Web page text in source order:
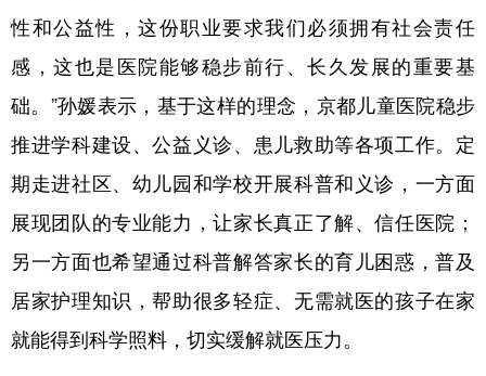
性和公益性，这份职业要求我们必须拥有社会责任
感，这也是医院能够稳步前行、长久发展的重要基
础。”孙媛表示，基于这样的理念，京都儿童医院稳步
推进学科建设、公益义诊、患儿救助等各项工作。定
期走进社区、幼儿园和学校开展科普和义诊，一方面
展现团队的专业能力，让家长真正了解、信任医院；
另一方面也希望通过科普解答家长的育儿困惑，普及
居家护理知识，帮助很多轻症、无需就医的孩子在家
就能得到科学照料，切实缓解就医压力。